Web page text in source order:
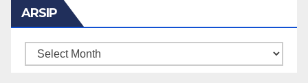
ARSIP
ARSIP